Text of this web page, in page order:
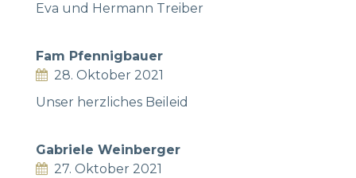
Eva und Hermann Treiber
Fam Pfennigbauer
28. Oktober 2021
Unser herzliches Beileid
Gabriele Weinberger
27. Oktober 2021